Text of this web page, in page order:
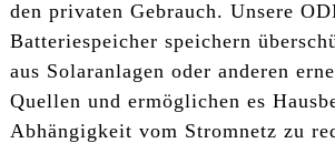
den privaten Gebrauch. Unsere
Batteriespeicher speichern
aus Solaranlagen oder anderen
Quellen und ermöglichen es
Abhängigkeit vom Stromnetz zu